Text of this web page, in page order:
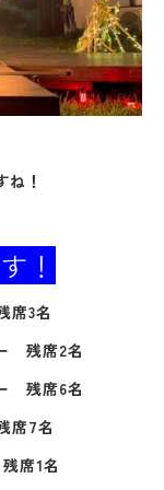
！
！
3名
残席2名
残席6名
席7名
席1名